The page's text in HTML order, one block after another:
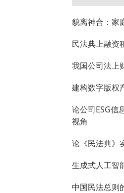
貌离神合：家
民法典上融资
我国公司法上
建构数字版权
论公司ESG信
视角
论《民法典》
生成式人工智
中国民法总则